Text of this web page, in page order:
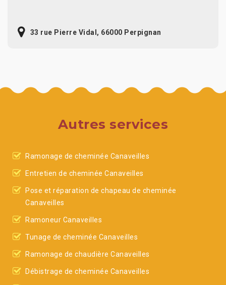
33 rue Pierre Vidal, 66000 Perpignan
Autres services
Ramonage de cheminée Canaveilles
Entretien de cheminée Canaveilles
Pose et réparation de chapeau de cheminée
Canaveilles
Ramoneur Canaveilles
Tunage de cheminée Canaveilles
Ramonage de chaudière Canaveilles
Débistrage de cheminée Canaveilles